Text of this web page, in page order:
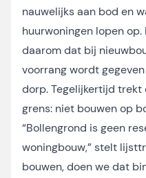
nauwelijks aan bod en
huurwoningen lopen
daarom dat bij
voorrang wordt
dorp. Tegelijkertijd
grens: niet bouwen op
“Bollengrond is geen
woningbouw,” stelt
bouwen, doen we dat